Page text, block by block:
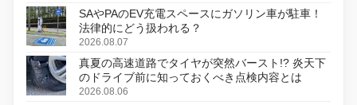
SAやPAのEV充電スペースにガソリン車が駐車！
法律的にどう扱われる？
2026.08.07
真夏の高速道路でタイヤが突然バースト!? 炎天下
のドライブ前に知っておくべき点検内容とは
2026.08.06